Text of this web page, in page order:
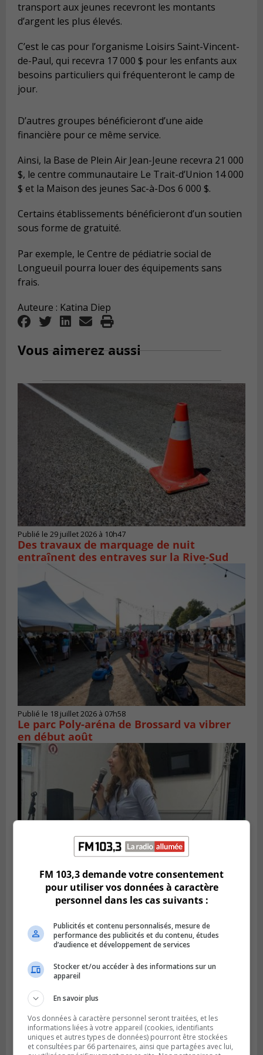
transport aux jeunes recevront les montants
d’argent les plus élevés.
C’est le cas pour l’organisme Loisirs Saint-Vincent-
de-Paul, qui recevra 17 000 $ pour les enfants aux
besoins particuliers qui fréquenteront le camp de
jour.
D’autres groupes bénéficieront d’une aide
financière pour ce même service.
Ainsi, la Base de Plein Air Jean-Jeune recevra 21 000
$, le centre communautaire Le Trait-d’Union 14 000
$ et la Maison des jeunes Sac-à-Dos 6 000 $.
Certains établissements bénéficieront d’un soutien
sous forme de gratuité.
Par exemple, le Centre de pédiatrie social de
Longueuil pourra louer des équipements sans
frais.
Auteure : Katina Diep
Vous aimerez aussi
Publié le 29 juillet 2026 à 10h47
Des travaux de marquage de nuit
entraînent des entraves sur la Rive-Sud
Publié le 18 juillet 2026 à 07h58
Le parc Poly-aréna de Brossard va vibrer
en début août
Publié le 6 juillet 2026 à 11h18
Climat Québec dévoile deux candidats
FM 103,3 demande votre consentement
pour utiliser vos données à caractère
personnel dans les cas suivants :
Publicités et contenu personnalisés, mesure de
performance des publicités et du contenu, études
d’audience et développement de services
Stocker et/ou accéder à des informations sur un
appareil
En savoir plus
Vos données à caractère personnel seront traitées, et les
informations liées à votre appareil (cookies, identifiants
uniques et autres types de données) pourront être stockées
et consultées par 66 partenaires, ainsi que partagées avec lui,